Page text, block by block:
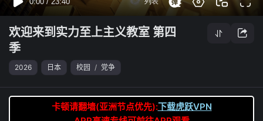
欢迎来到实力至上主义教室 第四
季
2026 日本 校园 / 党争
卡顿请翻墙(亚洲节点优先):下载虎跃VPN